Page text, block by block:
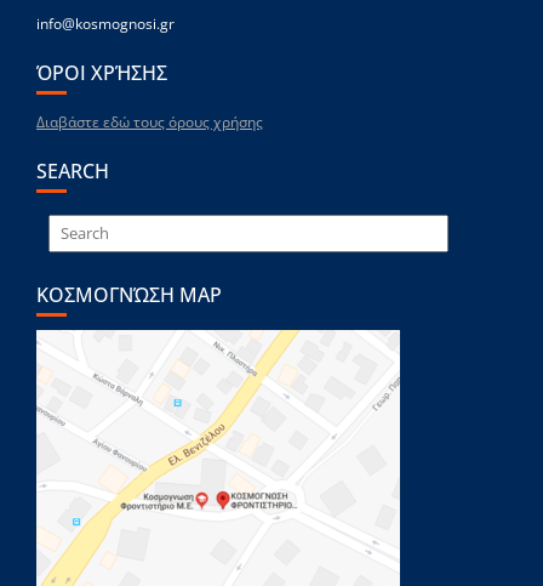
info@kosmognosi.gr
ΌΡΟΙ ΧΡΉΣΗΣ
Διαβάστε εδώ τους όρους χρήσης
SEARCH
ΚΟΣΜΟΓΝΏΣΗ MAP